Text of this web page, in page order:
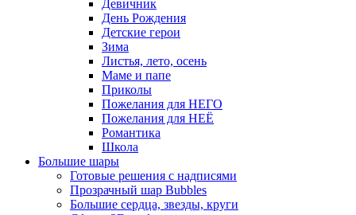
Девичник
День Рождения
Детские герои
Зима
Листья, лето, осень
Маме и папе
Приколы
Пожелания для НЕГО
Пожелания для НЕЁ
Романтика
Школа
Большие шары
Готовые решения с надписями
Прозрачный шар Bubbles
Большие сердца, звезды, круги